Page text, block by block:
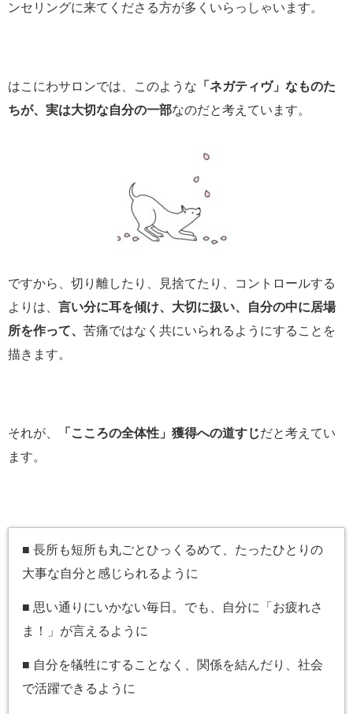
ンセリングに来てくださる方が多くいらっしゃいます。
はこにわサロンでは、このような 「ネガティヴ」なものた
ちが、実は大切な自分の一部なのだと考えています。
ですから、切り離したり、見捨てたり、コントロールする
よりは、 言い分に耳を傾け、大切に扱い、自分の中に居場
所を作って、 苦痛ではなく共にいられるようにすることを
描きます。
それが、 「こころの全体性」獲得への道すじだと考えてい
ます。
■ 長所も短所も丸ごとひっくるめて、たったひとりの
大事な自分と感じられるように
■ 思い通りにいかない毎日。でも、自分に「お疲れさ
ま！」が言えるように
■ 自分を犠牲にすることなく、関係を結んだり、社会
で活躍できるように